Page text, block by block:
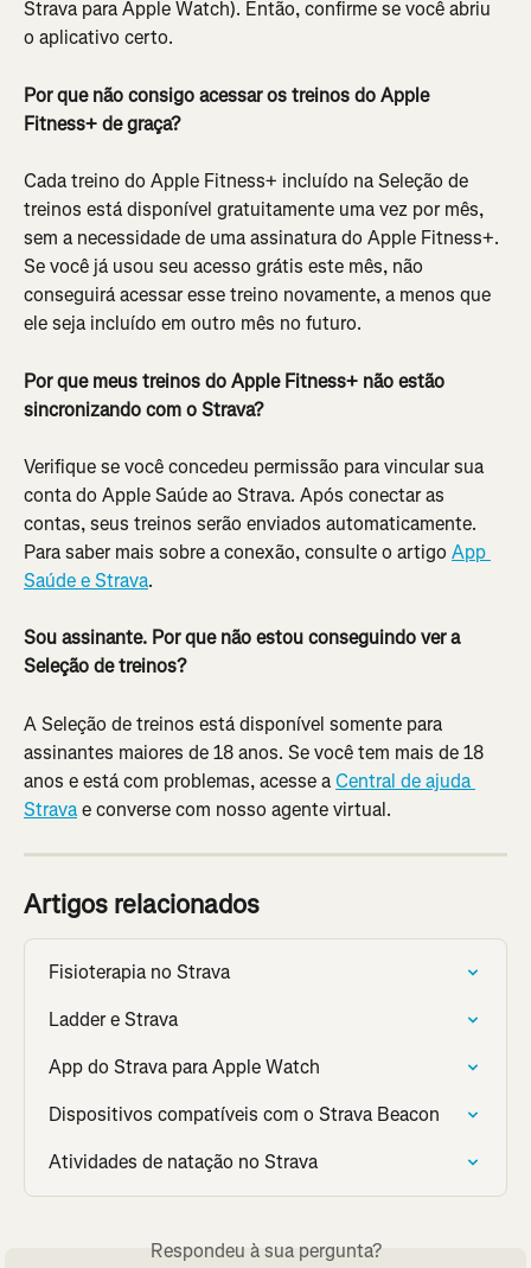
Strava para Apple Watch). Então, confirme se você abriu
o aplicativo certo.
Por que não consigo acessar os treinos do Apple
Fitness+ de graça?
Cada treino do Apple Fitness+ incluído na Seleção de
treinos está disponível gratuitamente uma vez por mês,
sem a necessidade de uma assinatura do Apple Fitness+.
Se você já usou seu acesso grátis este mês, não
conseguirá acessar esse treino novamente, a menos que
ele seja incluído em outro mês no futuro.
Por que meus treinos do Apple Fitness+ não estão
sincronizando com o Strava?
Verifique se você concedeu permissão para vincular sua
conta do Apple Saúde ao Strava. Após conectar as
contas, seus treinos serão enviados automaticamente.
Para saber mais sobre a conexão, consulte o artigo App
Saúde e Strava.
Sou assinante. Por que não estou conseguindo ver a
Seleção de treinos?
A Seleção de treinos está disponível somente para
assinantes maiores de 18 anos. Se você tem mais de 18
anos e está com problemas, acesse a Central de ajuda
Strava e converse com nosso agente virtual.
Artigos relacionados
Fisioterapia no Strava
Ladder e Strava
App do Strava para Apple Watch
Dispositivos compatíveis com o Strava Beacon
Atividades de natação no Strava
Respondeu à sua pergunta?